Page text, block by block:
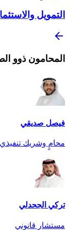
التمويل
المحامون ذوو
فيصل صديقي
محامٍ وشريك تنفيذي
تركي الجحدلي
مستشار قانوني